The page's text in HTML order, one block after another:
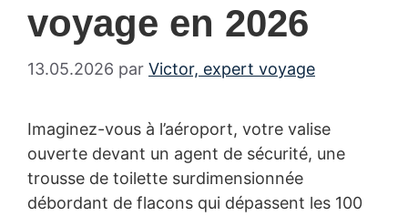
voyage en 2026
13.05.2026 par Victor, expert voyage
Imaginez-vous à l’aéroport, votre valise
ouverte devant un agent de sécurité, une
trousse de toilette surdimensionnée
débordant de flacons qui dépassent les 100